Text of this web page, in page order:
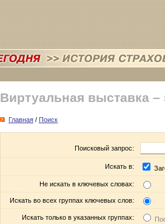
Виртуальная выставка –
Главная / Поиск
Поисковый запрос:
Искать в:
Не искать в ключевых словах:
Искать во всех группах ключевых слов:
Искать только в указанных группах: